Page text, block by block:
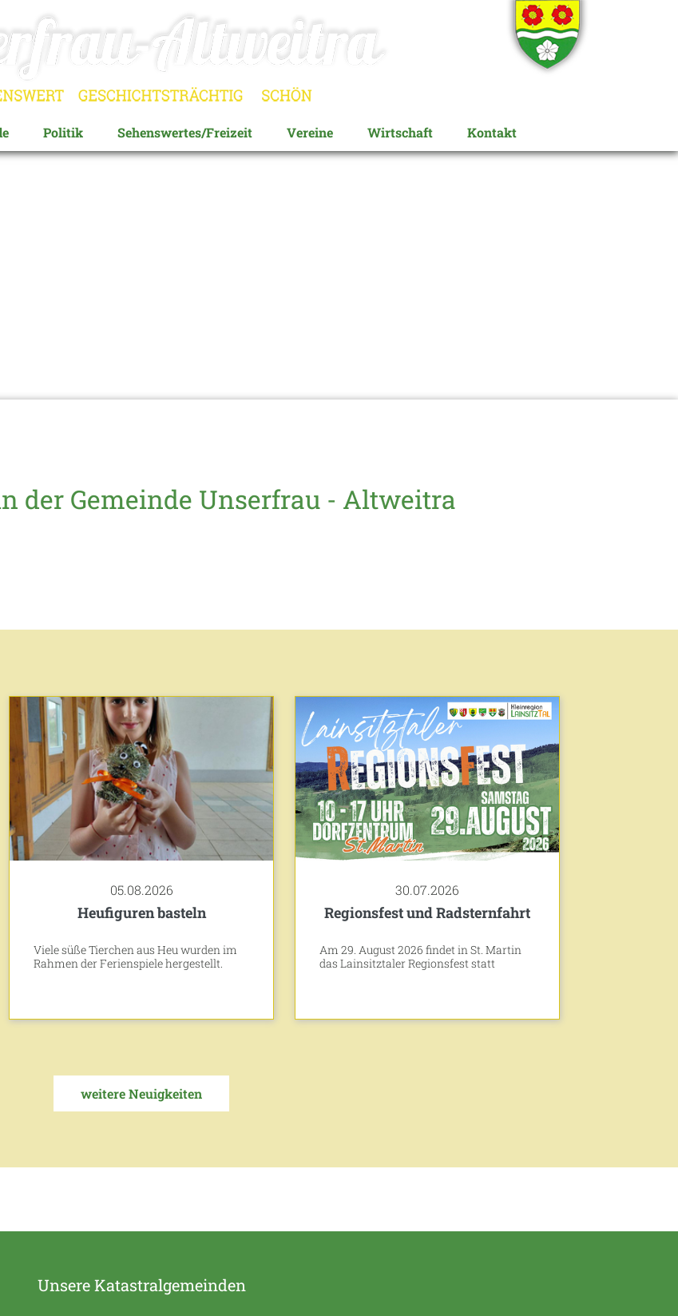
Politik Sehenswertes/Freizeit Vereine Wirtschaft Kontakt
der Gemeinde Unserfrau - Altweitra
05.08.2026
Heufiguren basteln
Viele süße Tierchen aus Heu wurden im
Rahmen der Ferienspiele hergestellt.
30.07.2026
Regionsfest und Radsternfahrt
Am 29. August 2026 findet in St. Martin
das Lainsitztaler Regionsfest statt
weitere Neuigkeiten
Unsere Katastralgemeinden